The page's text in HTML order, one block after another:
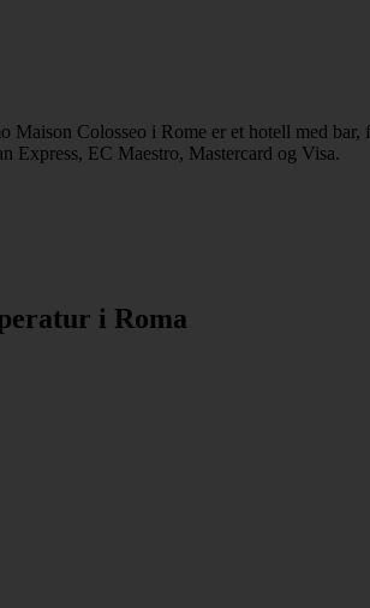
Maison Colosseo i Rome er et hotell med
Express, EC Maestro, Mastercard og Visa.
i Roma